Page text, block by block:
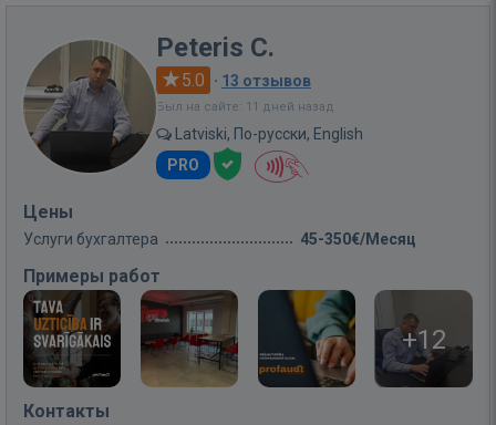
Peteris C.
5.0 · 13 отзывов
Был на сайте: 11 дней назад
Latviski, По-русски, English
PRO
Цены
Услуги бухгалтера 45-350€/Месяц
Примеры работ
+12
Контакты